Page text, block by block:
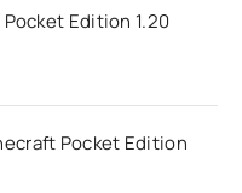
Edition 1.20
Pocket Edition